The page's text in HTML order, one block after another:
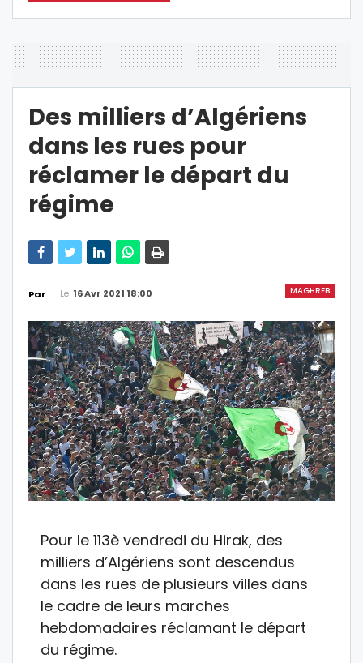
Des milliers d’Algériens
dans les rues pour
réclamer le départ du
régime
MAGHREB
Par Le 16 Avr 2021 18:00
Pour le 113è vendredi du Hirak, des
milliers d’Algériens sont descendus
dans les rues de plusieurs villes dans
le cadre de leurs marches
hebdomadaires réclamant le départ
du régime.